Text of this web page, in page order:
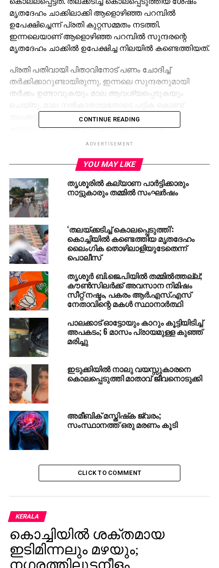
മൃതദേഹം ചാക്കിലാക്കി ആളൊഴിഞ്ഞ പറമ്പില്‍
ഉപേക്ഷിച്ചെന്ന് പ്രതി കുറ്റസമ്മതം നടത്തി.
ഇന്നലെയാണ് ആളൊഴിഞ്ഞ പറമ്പില്‍ സുന്ദരന്റെ
മൃതദേഹം ചാക്കില്‍ ഉപേക്ഷിച്ച നിലയില്‍ കണ്ടെത്തിയത്.
പ്രതി പതിവായി പിതാവിനോട് പണം ചോദിച്ച്
തര്‍ക്കിക്കാറുണ്ടായിരുന്നു. ഇന്നലെ സുന്ദരനുമായി
തര്‍ക്കം ഉണ്ടാവുകയും മാല ആവശ്യപ്പെടുകയും
തലക്കടിച്ചു എന്നും പ്രതി കുറ്റസമ്മതിച്ചു. ശേഷം
കയ്യും കാലും കെട്ടി ചാക്കിലാക്കി പറമ്പില്‍
ഉപേക്ഷിക്കുകയായിരുന്നു. മാല പണയം വച്ചെന്നും
RELATED TOPICS:
UP NEXT
റഷ്യയിലും ജപ്പാനിലും ആഞ്ഞടിച്ച് സുനാമി
തൃശൂരില്‍ പിതാവിനെ മകന്‍ കൊലപ്പെടുത്തി,
മൃതദേഹം ചാക്കില്‍ കെട്ടി ഉപേക്ഷിച്ചു
CONTINUE READING
ADVERTISEMENT
YOU MAY LIKE
തൃശൂരില്‍ കല്യാണ പാര്‍ട്ടിക്കാരും
നാട്ടുകാരും തമ്മില്‍ സംഘര്‍ഷം
‘തലയ്ക്കടിച്ച് കൊലപ്പെടുത്തി’:
കൊച്ചിയില്‍ കണ്ടെത്തിയ മൃതദേഹം
ലൈംഗിക തൊഴിലാളിയുടേതെന്ന്
പൊലീസ്
തൃശൂര്‍ ബി.ജെ.പിയില്‍ തമ്മില്‍ത്തല്ല്;
കൗണ്‍സിലര്‍ക്ക് അവസാന നിമിഷം
സീറ്റ് നഷ്ടം, പകരം ആര്‍.എസ്.എസ്
നേതാവിന്റെ മകള്‍ സ്ഥാനാര്‍ത്ഥി
പാലക്കാട് ഓട്ടോയും കാറും കൂട്ടിയിടിച്ച്
അപകടം; 6 മാസം പ്രായമുള്ള കുഞ്ഞ്
മരിച്ചു
ഇടുക്കിയില്‍ നാലു വയസ്സുകാരനെ
കൊലപ്പെടുത്തി മാതാവ് ജീവനൊടുക്കി
അമീബിക് മസ്തിഷ്‌ക ജ്വരം;
സംസ്ഥാനത്ത് ഒരു മരണം കൂടി
CLICK TO COMMENT
KERALA
കൊച്ചിയില്‍ ശക്തമായ
ഇടിമിന്നലും മഴയും;
നഗരത്തിലുടനീളം